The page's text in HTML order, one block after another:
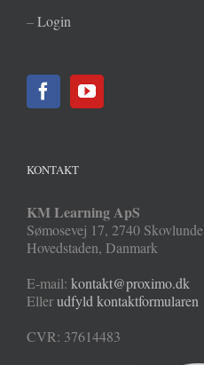
–Login
KONTAKT
KM Learning ApS
Sømosevej 17, 2740 Skovlunde
Hovedstaden, Danmark
E-mail: kontakt@proximo.dk
Ellerudfyld kontaktformularen
CVR: 37614483